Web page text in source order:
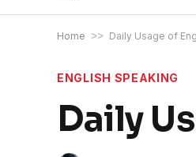
Home >> Daily Usage of
ENGLISH SPEAKING
Daily